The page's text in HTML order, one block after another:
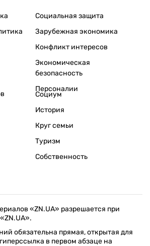
Социальная защита
Зарубежная экономика
Конфликт интересов
Экономическая
безопасность
Персоналии
Социум
История
Круг семьи
Туризм
Собственность
«ZN.UA» разрешается при
обязательна прямая, открытая для
в первом абзаце на